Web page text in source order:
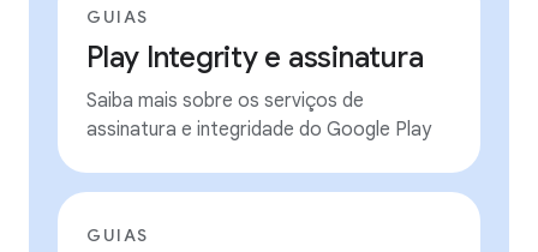
GUIAS
Play Integrity e assinatura
Saiba mais sobre os serviços de
assinatura e integridade do Google Play
GUIAS